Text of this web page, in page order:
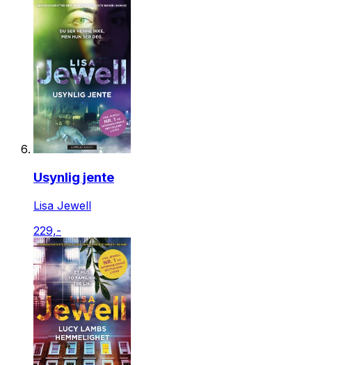
Usynlig jente
Lisa Jewell
229,-